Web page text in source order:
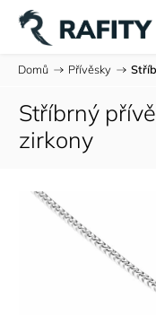
Domů / Přívěsky /
Stříbrný
zirkony